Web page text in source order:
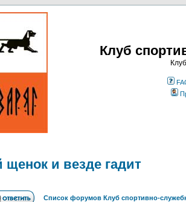
Клуб
щенок и везде гадит
Список форумов Клуб спортивно-